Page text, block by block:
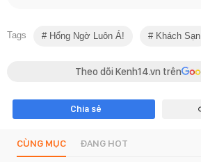
Tags Hổng Ngờ Luôn Á! Khách Sạn
Theo dõi Kenh14.vn trên
Chia sẻ
CÙNG MỤC ĐANG HOT